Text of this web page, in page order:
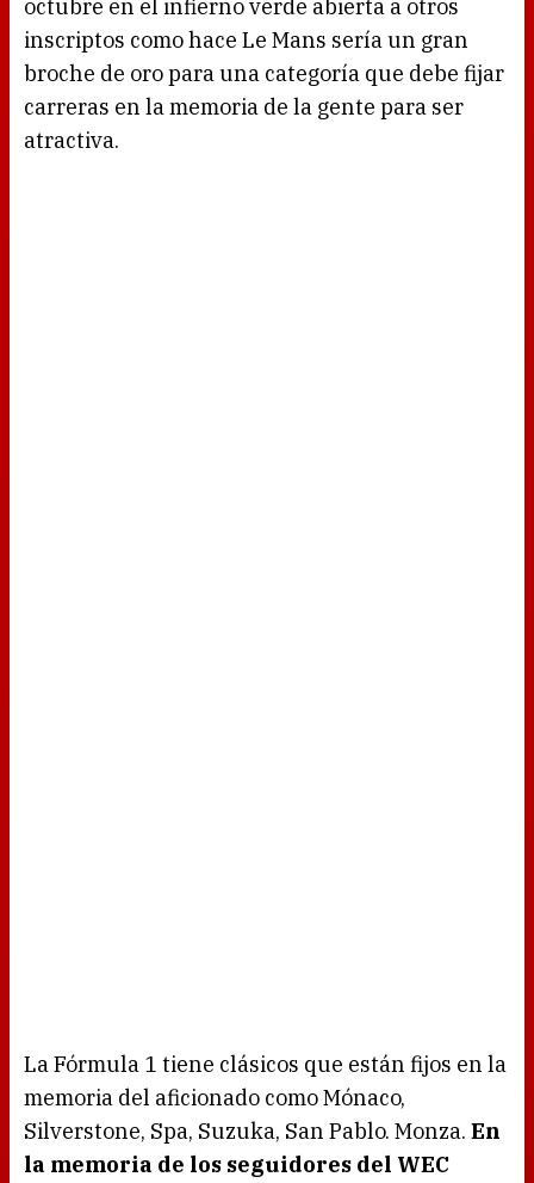
octubre en el infierno verde abierta a otros
inscriptos como hace Le Mans sería un gran
broche de oro para una categoría que debe fijar
carreras en la memoria de la gente para ser
atractiva.
La Fórmula 1 tiene clásicos que están fijos en la
memoria del aficionado como Mónaco,
Silverstone, Spa, Suzuka, San Pablo. Monza. En
la memoria de los seguidores del WEC